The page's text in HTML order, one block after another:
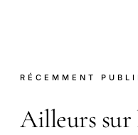
RÉCEMMENT
Ailleurs sur